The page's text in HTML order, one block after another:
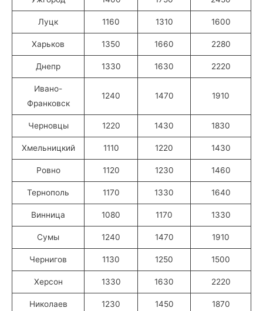
Луцк 1160 1310 1600
Харьков 1350 1660 2280
Днепр 1330 1630 2220
Ивано-
Франковск
1240 1470 1910
Черновцы 1220 1430 1830
Хмельницкий 1110 1220 1430
Ровно 1120 1230 1460
Тернополь 1170 1330 1640
Винница 1080 1170 1330
Сумы 1240 1470 1910
Чернигов 1130 1250 1500
Херсон 1330 1630 2220
Николаев 1230 1450 1870